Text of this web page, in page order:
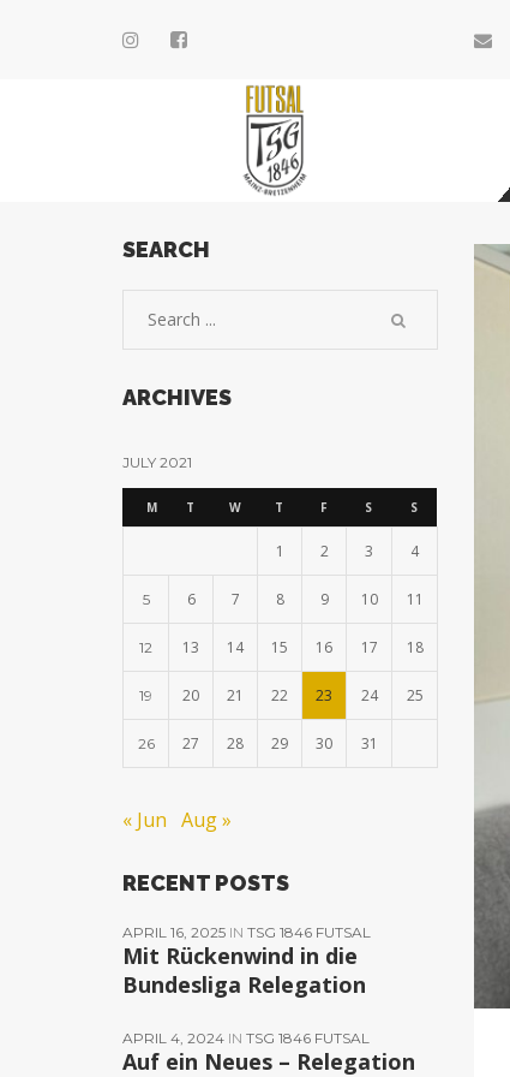
SEARCH
ARCHIVES
JULY 2021
M T W T F S S
1 2 3 4
5 6 7 8 9 10 11
12 13 14 15 16 17 18
19 20 21 22 23 24 25
26 27 28 29 30 31
« Jun Aug »
RECENT POSTS
APRIL 16, 2025 IN TSG 1846 FUTSAL
Mit Rückenwind in die
Bundesliga Relegation
APRIL 4, 2024 IN TSG 1846 FUTSAL
Auf ein Neues – Relegation